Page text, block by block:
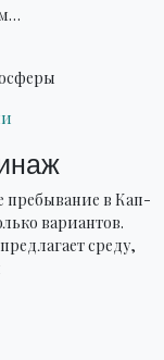
пребывание в Кап-
вариантов.
среду,